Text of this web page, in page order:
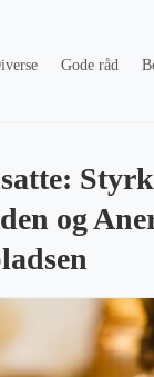
Gode råd
Styrk
og